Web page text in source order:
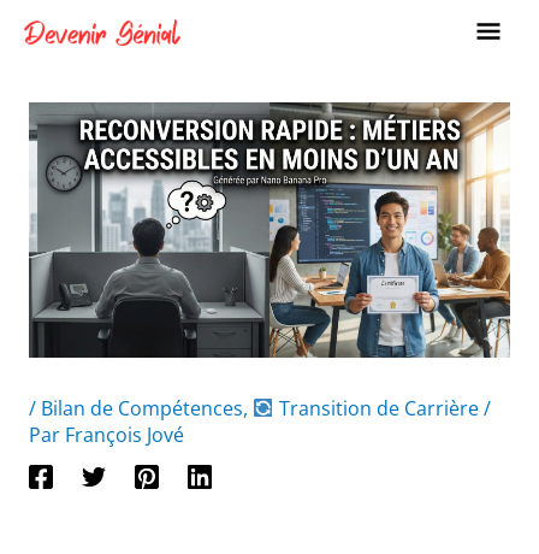
/ Bilan de Compétences, Transition de Carrière/
Par François Jové